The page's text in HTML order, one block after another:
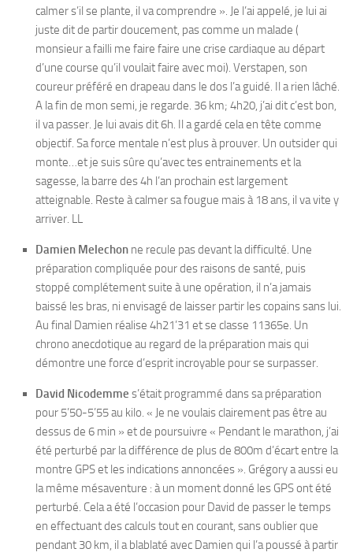
calmer s’il se plante, il va comprendre ». Je l’ai appelé, je lui ai
juste dit de partir doucement, pas comme un malade (
monsieur a failli me faire faire une crise cardiaque au départ
d’une course qu’il voulait faire avec moi). Verstapen, son
coureur préféré en drapeau dans le dos l’a guidé. Il a rien lâché.
A la fin de mon semi, je regarde. 36 km; 4h20, j’ai dit c’est bon,
il va passer. Je lui avais dit 6h. Il a gardé cela en tête comme
objectif. Sa force mentale n’est plus à prouver. Un outsider qui
monte…et je suis sûre qu’avec tes entrainements et la
sagesse, la barre des 4h l’an prochain est largement
atteignable. Reste à calmer sa fougue mais à 18 ans, il va vite y
arriver. LL
Damien Melechon ne recule pas devant la difficulté. Une
préparation compliquée pour des raisons de santé, puis
stoppé complétement suite à une opération, il n’a jamais
baissé les bras, ni envisagé de laisser partir les copains sans lui.
Au final Damien réalise 4h21’31 et se classe 11365e. Un
chrono anecdotique au regard de la préparation mais qui
démontre une force d’esprit incroyable pour se surpasser.
David Nicodemme s’était programmé dans sa préparation
pour 5’50-5’55 au kilo. « Je ne voulais clairement pas être au
dessus de 6 min » et de poursuivre « Pendant le marathon, j’ai
été perturbé par la différence de plus de 800m d’écart entre la
montre GPS et les indications annoncées ». Grégory a aussi eu
la même mésaventure : à un moment donné les GPS ont été
perturbé. Cela a été l’occasion pour David de passer le temps
en effectuant des calculs tout en courant, sans oublier que
pendant 30 km, il a blablaté avec Damien qui l’a poussé à partir